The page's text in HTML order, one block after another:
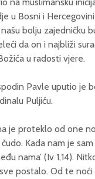
u Bosni i
bolju zajedničku
da on i najbliži
u radosti vjere.
Pavle uputio je
Puljiću.
je proteklo od one
Kada nam je
nama’ (Iv 1,14).
postalo. Od te